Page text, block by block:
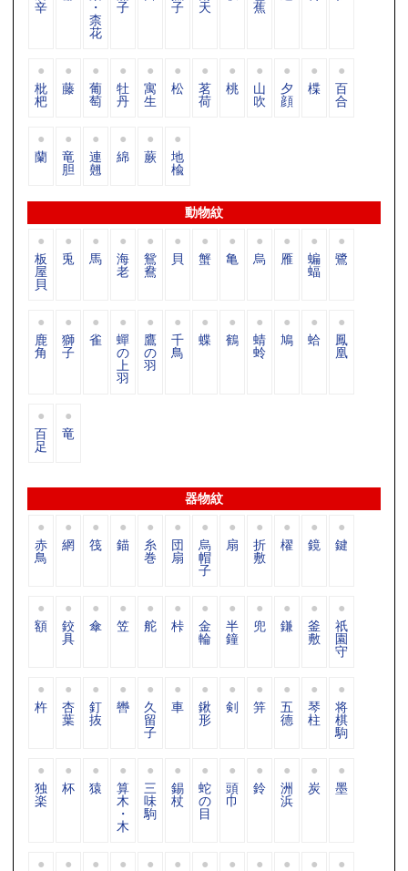
辛 ・
柰
花
子 子 天 蕉
枇
杷
藤 葡
萄
牡
丹
寓
生
松 茗
荷
桃 山
吹
夕
顔
楪 百
合
蘭 竜
胆
連
翹
綿 蕨 地
楡
動物紋
板
屋
貝
兎 馬 海
老
鴛
鴦
貝 蟹 亀 烏 雁 蝙
蝠
鷺
鹿
角
獅
子
雀 蟬
の
上
羽
鷹
の
羽
千
鳥
蝶 鶴 蜻
蛉
鳩 蛤 鳳
凰
百
足
竜
器物紋
赤
鳥
網 筏 錨 糸
巻
団
扇
烏
帽
子
扇 折
敷
櫂 鏡 鍵
額 鉸
具
傘 笠 舵 桛 金
輪
半
鐘
兜 鎌 釜
敷
祇
園
守
杵 杏
葉
釘
抜
轡 久
留
子
車 鍬
形
剣 笄 五
德
琴
柱
将
棋
駒
独
楽
杯 猿 算
木
・
木
三
味
駒
錫
杖
蛇
の
目
頭
巾
鈴 洲
浜
炭 墨